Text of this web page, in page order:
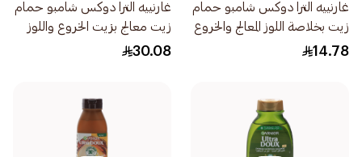
غارنييه الترا دوكس شامبو حمام
زيت بخلاصة اللوز المعالج والخروع
200مل
14.78
غارنييه الترا دوكس شامبو حمام
زيت معالج بزيت الخروع واللوز
600مل
30.08